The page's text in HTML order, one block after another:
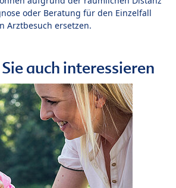
oder Beratung für den Einzelfall
Arztbesuch ersetzen.
auch interessieren